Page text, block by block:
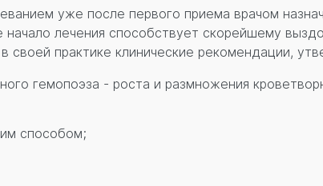
уже после первого приема врачом
лечения способствует скорейшему
своей практике клинические рекомендации,
гемопоэза - роста и размножения
способом;